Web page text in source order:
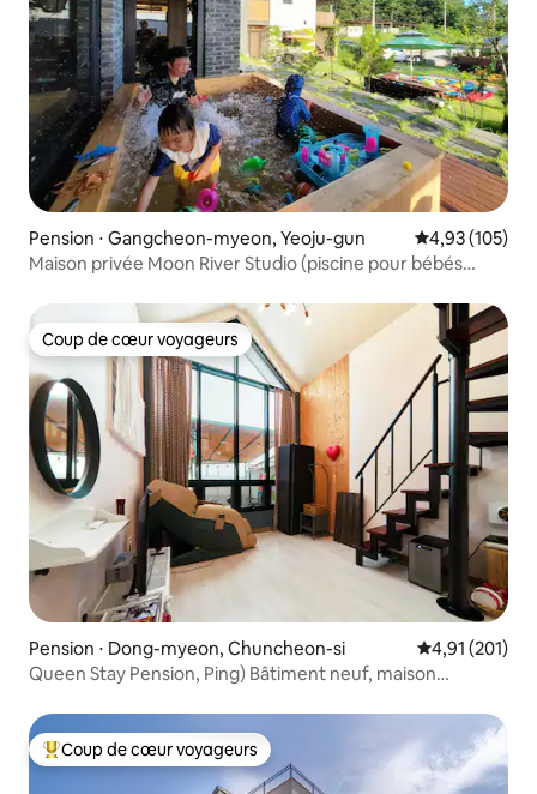
Pension ⋅ Gangcheon-myeon, Yeoju-gun Évaluation
4,93 (105)
Maison privée Moon River Studio (piscine pour bébés
Coup de cœur voyageurs
Coup de cœur voyageurs
Pension ⋅ Dong-myeon, Chuncheon-si Évaluation
4,91 (201)
Queen Stay Pension, Ping) Bâtiment neuf, maison
charbon de bois privé, fauteuil de massage, Nintendo,
jeux d'arcade rétro
Coups de cœur voyageurs les plus appréciés
Coup de cœur voyageurs